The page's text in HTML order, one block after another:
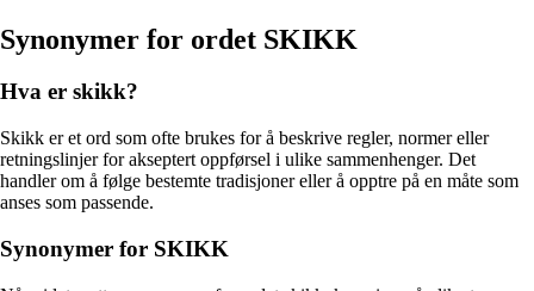
Synonymer for ordet SKIKK
Hva er skikk?
Skikk er et ord som ofte brukes for å beskrive regler, normer eller
retningslinjer for akseptert oppførsel i ulike sammenhenger. Det
handler om å følge bestemte tradisjoner eller å opptre på en måte som
anses som passende.
Synonymer for SKIKK